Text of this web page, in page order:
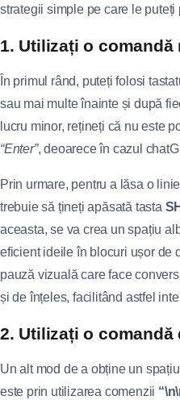
strategii simple pe care le puteți
1. Utilizați o
În primul rând, puteți folosi
sau mai multe înainte și după
lucru minor, rețineți că nu este
“Enter”, deoarece în cazul
Prin urmare, pentru a lăsa o
trebuie să țineți apăsată tasta
aceasta, se va crea un spațiu
eficient ideile în blocuri ușor de
pauză vizuală care face
și de înțeles, facilitând astfel
2. Utilizați o comandă
Un alt mod de a obține un
este prin utilizarea comenzii